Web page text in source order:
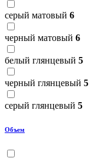
серый матовый 6
черный матовый 6
белый глянцевый 5
черный глянцевый 5
серый глянцевый 5
Объем